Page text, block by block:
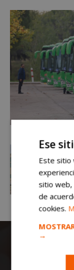
Ese
Este sitio
sitio web,
de
cookies.
→